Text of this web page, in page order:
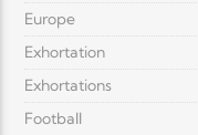
Europe
Exhortation
Exhortations
Football